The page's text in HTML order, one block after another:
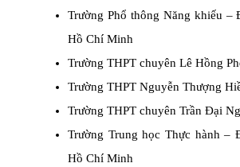
Trường Phổ thông Năng khiếu –
Hồ Chí Minh
Trường THPT chuyên Lê Hồng
Trường THPT Nguyễn Thượng
Trường THPT chuyên Trần Đại
Trường Trung học Thực hành –
Hồ Chí Minh